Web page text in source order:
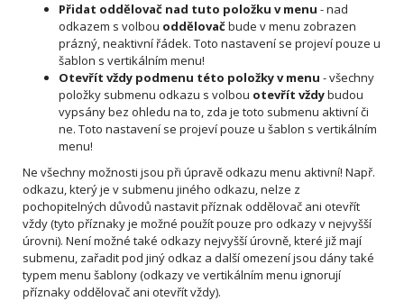
Přidat oddělovač nad tuto položku v menu -nad
odkazem s volbou oddělovačbude v menu zobrazen
prázný, neaktivní řádek. Toto nastavení se projeví pouze u
šablon s vertikálním menu!
Otevřít vždy podmenu této položky v menu - všechny
položky submenu odkazu s volbou otevřít vždybudou
vypsány bez ohledu na to, zda je toto submenu aktivní či
ne. Toto nastavení se projeví pouze u šablon s vertikálním
menu!
Ne všechny možnosti jsou při úpravě odkazu menu aktivní! Např.
odkazu, který je v submenu jiného odkazu, nelze z
pochopitelných důvodů nastavit příznak oddělovač ani otevřít
vždy (tyto příznaky je možné použít pouze pro odkazy v nejvyšší
úrovni). Není možné také odkazy nejvyšší úrovně, které již mají
submenu, zařadit pod jiný odkaz a další omezení jsou dány také
typem menu šablony (odkazy ve vertikálním menu ignorují
příznaky oddělovač ani otevřít vždy).